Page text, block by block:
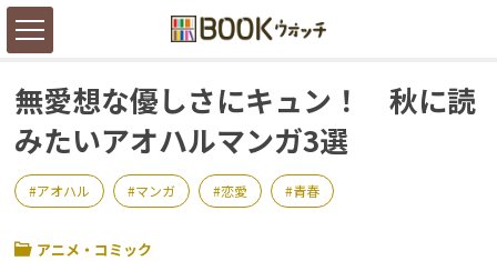
無愛想な優しさにキュン！ 秋に読
みたいアオハルマンガ3選
アオハル マンガ 恋愛 青春
アニメ・コミック